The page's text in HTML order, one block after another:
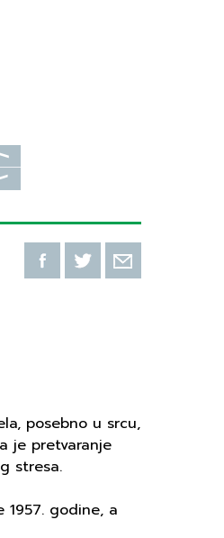
posebno u srcu,
je pretvaranje
stresa.
godine, a